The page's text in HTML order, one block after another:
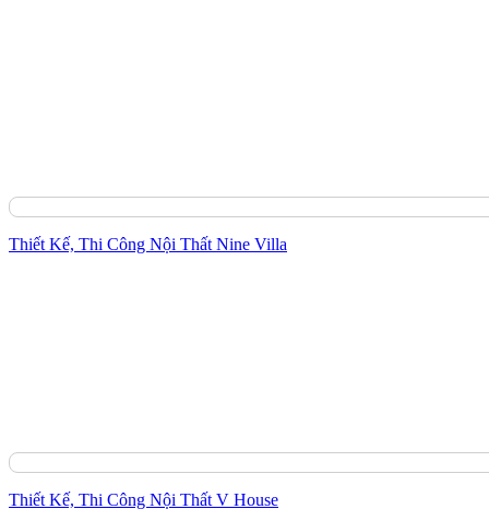
Thiết Kế, Thi Công Nội Thất Nine Villa
Thiết Kế, Thi Công Nội Thất V House